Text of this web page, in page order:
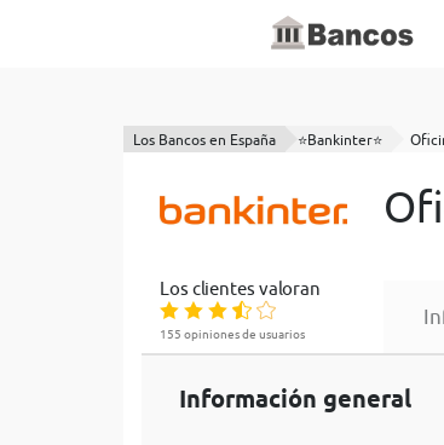
Los Bancos en España ⭐Bankinter⭐
Los clientes valoran
155 opiniones de usuarios
Información general